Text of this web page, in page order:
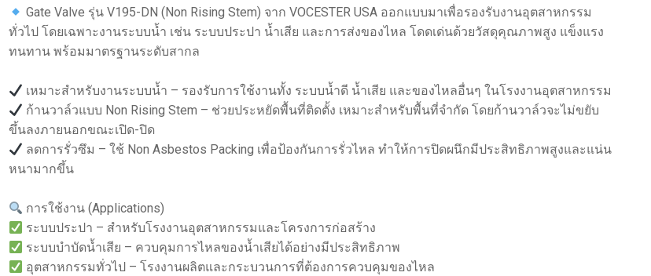
Gate Valve รุ่น V195-DN (Non Rising Stem) จาก VOCESTER USA ออกแบบมาเพื่อรองรับงานอุตสาหกรรม
ทั่วไป โดยเฉพาะงานระบบน้ำ เช่น ระบบประปา น้ำเสีย และการส่งของไหล โดดเด่นด้วยวัสดุคุณภาพสูง แข็งแรง
ทนทาน พร้อมมาตรฐานระดับสากล
เหมาะสำหรับงานระบบน้ำ – รองรับการใช้งานทั้ง ระบบน้ำดี น้ำเสีย และของไหลอื่นๆ ในโรงงานอุตสาหกรรม
ก้านวาล์วแบบ Non Rising Stem – ช่วยประหยัดพื้นที่ติดตั้ง เหมาะสำหรับพื้นที่จำกัด โดยก้านวาล์วจะไม่ขยับ
ขึ้นลงภายนอกขณะเปิด-ปิด
ลดการรั่วซึม – ใช้ Non Asbestos Packing เพื่อป้องกันการรั่วไหล ทำให้การปิดผนึกมีประสิทธิภาพสูงและแน่น
หนามากขึ้น
การใช้งาน (Applications)
ระบบประปา – สำหรับโรงงานอุตสาหกรรมและโครงการก่อสร้าง
ระบบบำบัดน้ำเสีย – ควบคุมการไหลของน้ำเสียได้อย่างมีประสิทธิภาพ
อุตสาหกรรมทั่วไป – โรงงานผลิตและกระบวนการที่ต้องการควบคุมของไหล